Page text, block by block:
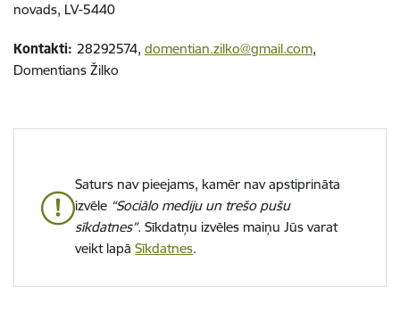
novads, LV-5440
Kontakti: 28292574, domentian.zilko@gmail.com,
Domentians Žilko
Saturs nav pieejams, kamēr nav apstiprināta
izvēle “Sociālo mediju un trešo pušu
sīkdatnes”. Sīkdatņu izvēles maiņu Jūs varat
veikt lapā Sīkdatnes.